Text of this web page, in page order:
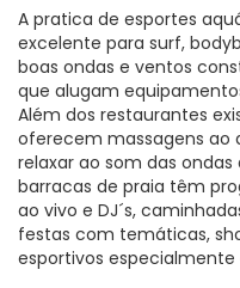
A pratica de esportes
excelente para surf,
boas ondas e ventos
que alugam
Além dos restaurantes
oferecem massagens ao
relaxar ao som das
barracas de praia têm
ao vivo e DJ´s,
festas com temáticas,
esportivos